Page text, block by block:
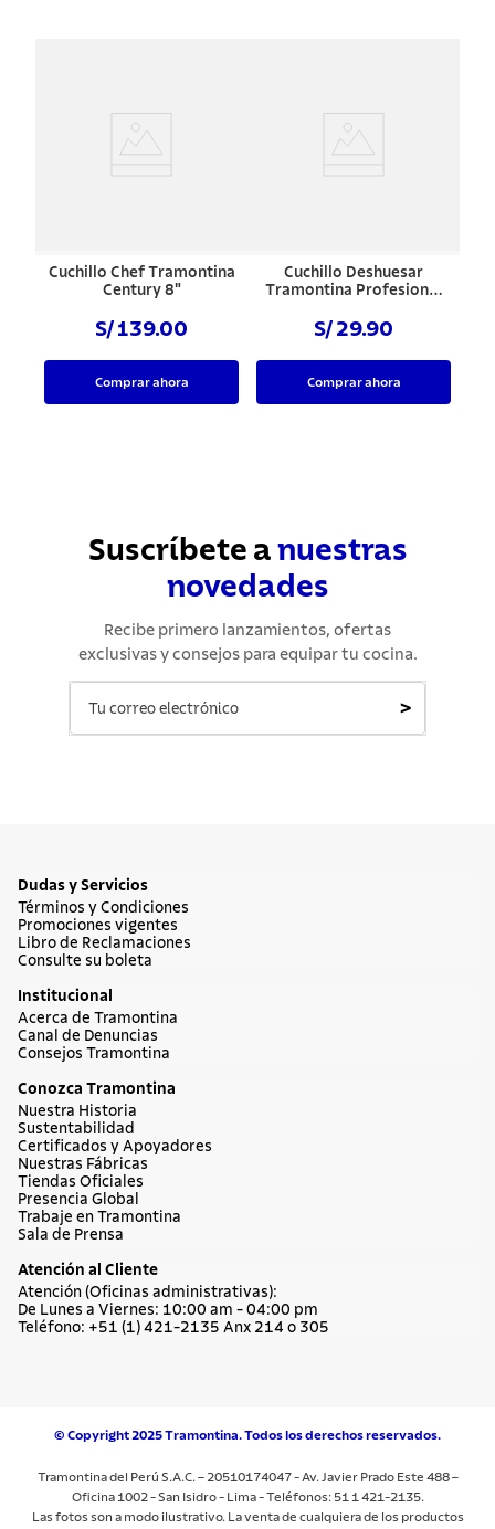
Cuchillo Chef Tramontina
Century 8"
S/ 139.00
Comprar ahora
Cuchillo Deshuesar
Tramontina Profesional
S/ 29.90
Comprar ahora
Suscríbete a nuestras
novedades
Recibe primero lanzamientos, ofertas
exclusivas y consejos para equipar tu cocina.
>
Dudas y Servicios
Términos y Condiciones
Promociones vigentes
Libro de Reclamaciones
Consulte su boleta
Institucional
Acerca de Tramontina
Canal de Denuncias
Consejos Tramontina
Conozca Tramontina
Nuestra Historia
Sustentabilidad
Certificados y Apoyadores
Nuestras Fábricas
Tiendas Oficiales
Presencia Global
Trabaje en Tramontina
Sala de Prensa
Atención al Cliente
Atención (Oficinas administrativas):
De Lunes a Viernes: 10:00 am - 04:00 pm
Teléfono: +51 (1) 421-2135 Anx 214 o 305
© Copyright 2025 Tramontina. Todos los derechos reservados.
Tramontina del Perú S.A.C. – 20510174047 - Av. Javier Prado Este 488 –
Oficina 1002 - San Isidro - Lima - Teléfonos: 51 1 421-2135.
Las fotos son a modo ilustrativo. La venta de cualquiera de los productos